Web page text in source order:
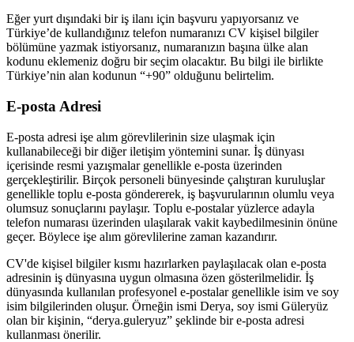
Eğer yurt dışındaki bir iş ilanı için başvuru yapıyorsanız ve
Türkiye’de kullandığınız telefon numaranızı CV kişisel bilgiler
bölümüne yazmak istiyorsanız, numaranızın başına ülke alan
kodunu eklemeniz doğru bir seçim olacaktır. Bu bilgi ile birlikte
Türkiye’nin alan kodunun “+90” olduğunu belirtelim.
E-posta Adresi
E-posta adresi işe alım görevlilerinin size ulaşmak için
kullanabileceği bir diğer iletişim yöntemini sunar. İş dünyası
içerisinde resmi yazışmalar genellikle e-posta üzerinden
gerçekleştirilir. Birçok personeli bünyesinde çalıştıran kuruluşlar
genellikle toplu e-posta göndererek, iş başvurularının olumlu veya
olumsuz sonuçlarını paylaşır. Toplu e-postalar yüzlerce adayla
telefon numarası üzerinden ulaşılarak vakit kaybedilmesinin önüne
geçer. Böylece işe alım görevlilerine zaman kazandırır.
CV'de kişisel bilgiler kısmı hazırlarken paylaşılacak olan e-posta
adresinin iş dünyasına uygun olmasına özen gösterilmelidir. İş
dünyasında kullanılan profesyonel e-postalar genellikle isim ve soy
isim bilgilerinden oluşur. Örneğin ismi Derya, soy ismi Güleryüz
olan bir kişinin, “derya.guleryuz” şeklinde bir e-posta adresi
kullanması önerilir.